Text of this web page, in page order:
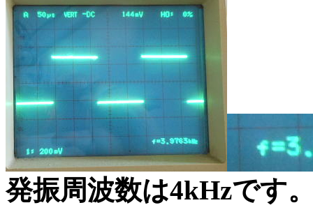
発振周波数は4kHzです